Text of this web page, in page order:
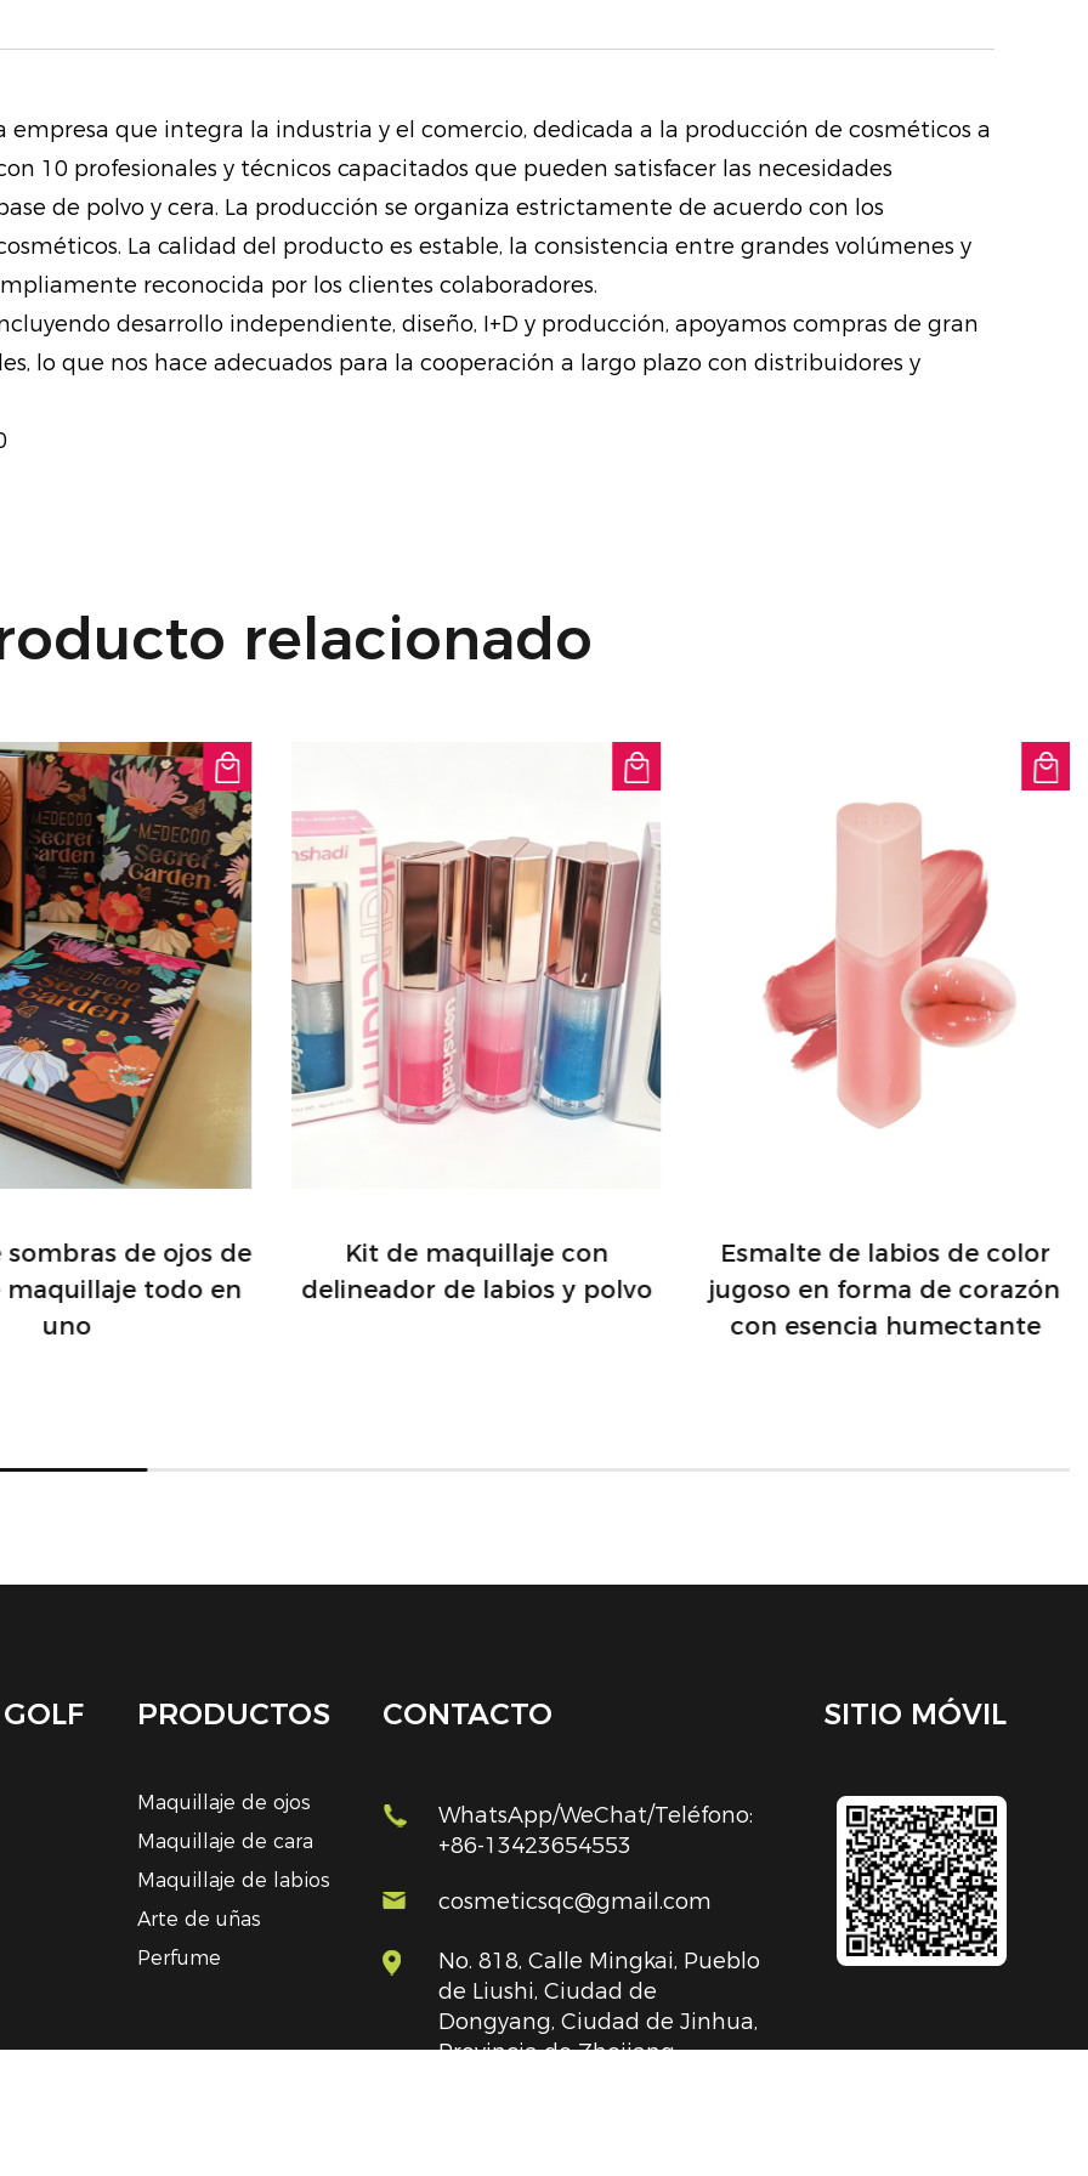
Células madre de aloe: derivados de toda la planta de
aloe vera, estos extractos avanzados nutren y calman,
brindando una hidratación excepcional a los labios
estresados.
Musgo marino: repleta de nutrientes, esta alga marina
ayuda a hidratar y reforzar la barrera natural de
humedad de la piel, asegurando una suavidad
Esta fórmula ligera garantiza comodidad durante toda
vegano y sin silicona, es seguro incluso para los tipos
¡Mima tus labios con la mascarilla labial hidratante no
pegajosa Deepwater para lograr unos labios suaves y
besables cada mañana!
empresa que integra la industria y el comercio, dedicada a la producción de cosméticos a
10 profesionales y técnicos capacitados que pueden satisfacer las necesidades
de polvo y cera. La producción se organiza estrictamente de acuerdo con los
La calidad del producto es estable, la consistencia entre grandes volúmenes y
reconocida por los clientes colaboradores.
desarrollo independiente, diseño, I+D y producción, apoyamos compras de gran
lo que nos hace adecuados para la cooperación a largo plazo con distribuidores y
relacionado
sombras de ojos de
maquillaje todo en
uno
Kit de maquillaje con
delineador de labios y polvo
Esmalte de labios de color
jugoso en forma de corazón
con esencia humectante
PRODUCTOS
Maquillaje de ojos
Maquillaje de cara
Maquillaje de labios
Arte de uñas
Perfume
CONTACTO
WhatsApp/WeChat/Teléfono:
+86-13423654553
cosmeticsqc@gmail.com
No. 818, Calle Mingkai, Pueblo
de Liushi, Ciudad de
Dongyang, Ciudad de Jinhua,
Provincia de Zhejiang,
SITIO MÓVIL